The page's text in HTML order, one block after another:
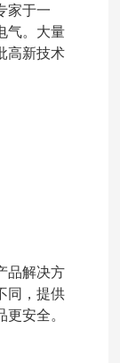
家于一
气。大量
高新技术
品解决方
同，提供
安全。